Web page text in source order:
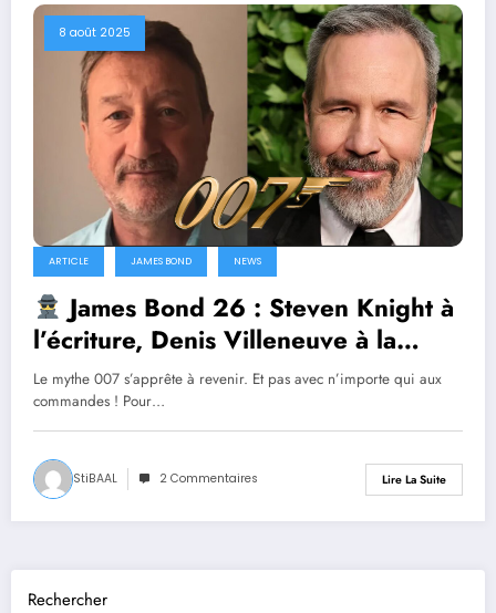
8 août 2025
ARTICLE JAMES BOND NEWS
James Bond 26 : Steven Knight à
l’écriture, Denis Villeneuve à la
manœuvre… le reboot s’annonce
explosif
Le mythe 007 s’apprête à revenir. Et pas avec n’importe qui aux
commandes ! Pour…
StiBAAL 2 Commentaires Lire La Suite
Rechercher